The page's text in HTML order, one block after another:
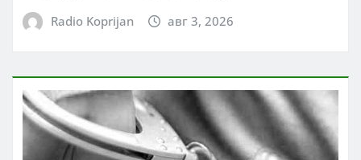
Radio Koprijan авг 3, 2026